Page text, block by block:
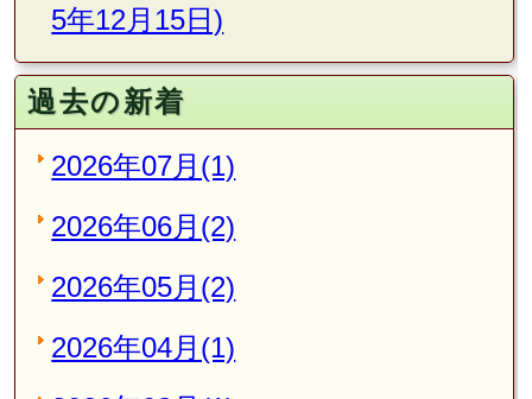
5年12月15日)
過去の新着
2026年07月(1)
2026年06月(2)
2026年05月(2)
2026年04月(1)